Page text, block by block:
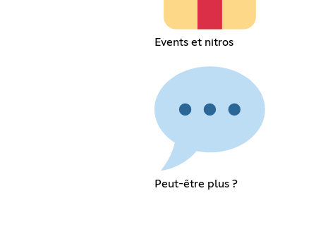
Events et nitros
Peut-être plus ?